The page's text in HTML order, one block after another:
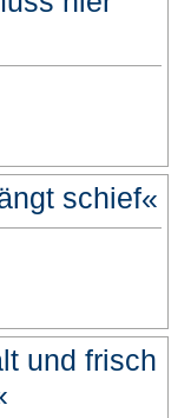
schief«
und frisch